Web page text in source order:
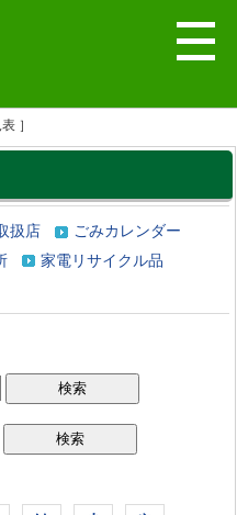
］
扱店
ごみカレンダー
家電リサイクル品